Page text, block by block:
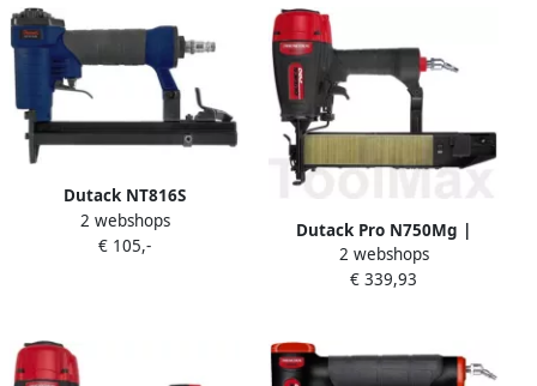
Dutack NT816S
Pneumatische Luchttacker
| Mtools
2 webshops
€ 105,-
Dutack Pro N750Mg |
nieten 700 | 20 t m 50mm
4210056
2 webshops
€ 339,93